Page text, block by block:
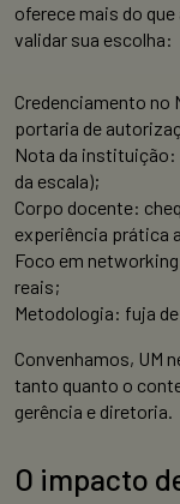
oferece mais do
validar sua escolha:
Credenciamento no
portaria de
Nota da instituição:
da escala);
Corpo docente:
experiência prática
Foco em
reais;
Metodologia: fuja
Convenhamos, UM
tanto quanto o
gerência e diretoria.
O impacto